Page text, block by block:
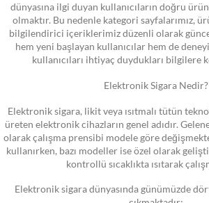
dünyasına ilgi duyan kullanıcıların doğru
olmaktır. Bu nedenle kategori sayfalarımız,
bilgilendirici içeriklerimiz düzenli olarak
hem yeni başlayan kullanıcılar hem de
kullanıcıları ihtiyaç duydukları bilgilere
Elektronik Sigara Nedir?
Elektronik sigara, likit veya ısıtmalı tütün
üreten elektronik cihazların genel adıdır.
olarak çalışma prensibi modele göre
kullanırken, bazı modeller ise özel olarak
kontrollü sıcaklıkta ısıtarak
Elektronik sigara dünyasında günümüzde